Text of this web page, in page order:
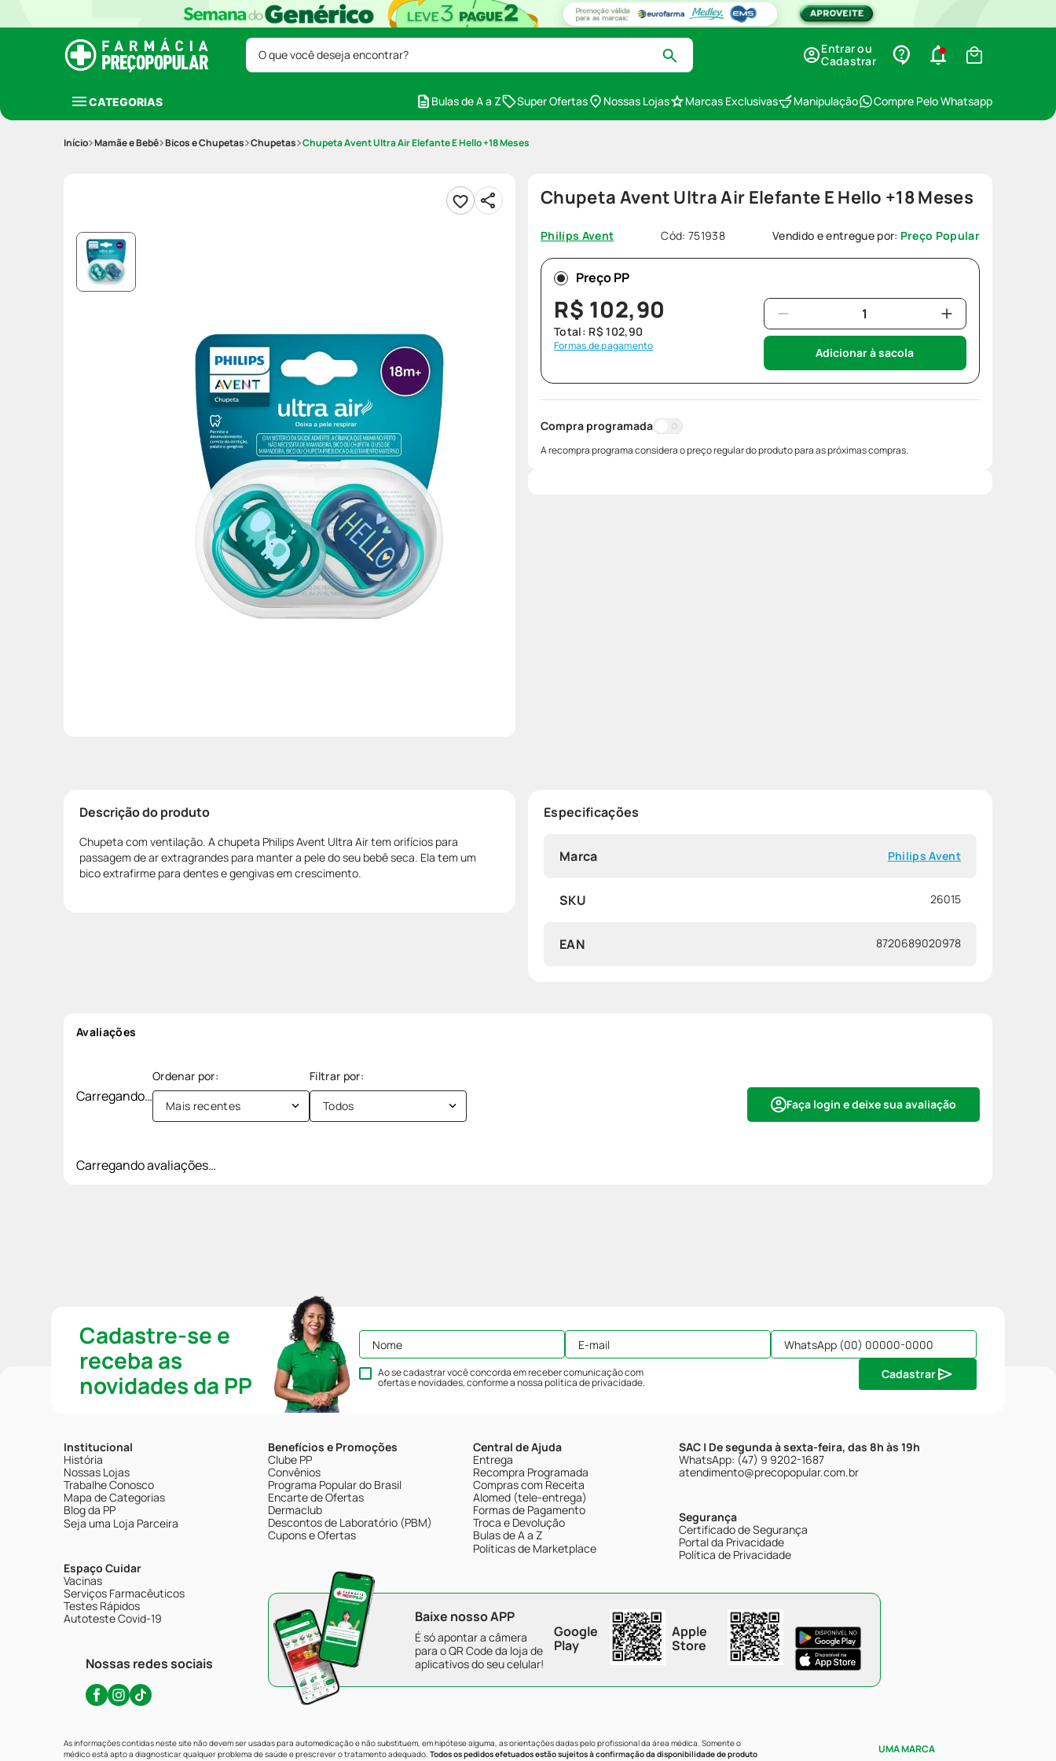
O que você deseja encontrar?
Entrar ou
Cadastrar
CATEGORIAS Bulas de A a Z Super Ofertas Nossas Lojas Marcas Exclusivas Manipulação Compre Pelo Whatsapp
Mamãe e Bebê Bicos e Chupetas Chupetas Chupeta Avent Ultra Air Elefante E Hello +18 Meses
Chupeta Avent Ultra Air Elefante E Hello +18 Meses
Philips Avent Cód: 751938 Vendido e entregue por: Preço Popular
Preço PP
R$ 102,90
Total: R$ 102,90
Formas de pagamento Adicionar à sacola
Compra programada
A recompra programa considera o preço regular do produto para as próximas compras.
Descrição do produto
Chupeta com ventilação. A chupeta Philips Avent Ultra Air tem orifícios para
passagem de ar extragrandes para manter a pele do seu bebê seca. Ela tem um
bico extrafirme para dentes e gengivas em crescimento.
Especificações
Marca Philips Avent
SKU 26015
EAN 8720689020978
Avaliações
Carregando… Faça login e deixe sua avaliação
Mais recentes Todos
Carregando avaliações…
Cadastre-se e
receba as
novidades da PP
Ao se cadastrar você concorda em receber comunicação com
ofertas e novidades, conforme a nossapolítica de privacidade.
Cadastrar
Institucional
História
Nossas Lojas
Trabalhe Conosco
Mapa de Categorias
Blog da PP
Seja uma Loja Parceira
Espaço Cuidar
Vacinas
Serviços Farmacêuticos
Testes Rápidos
Autoteste Covid-19
Nossas redes sociais
Benefícios e Promoções
Clube PP
Convênios
Programa Popular do Brasil
Encarte de Ofertas
Dermaclub
Descontos de Laboratório (PBM)
Cupons e Ofertas
Central de Ajuda
Entrega
Recompra Programada
Compras com Receita
Alomed (tele-entrega)
Formas de Pagamento
Troca e Devolução
Bulas de A a Z
Políticas de Marketplace
SAC | De segunda à sexta-feira, das 8h às 19h
WhatsApp: (47) 9 9202-1687
atendimento@precopopular.com.br
Segurança
Certificado de Segurança
Portal da Privacidade
Política de Privacidade
Baixe nosso APP
É só apontar a câmera
para o QR Code da loja de
aplicativos do seu celular!
Google
Play
Apple
Store
As informações contidas neste site não devem ser usadas para automedicação e não substituem, em hipótese alguma, as orientações dadas pelo profissional da área médica. Somente o
médico está apto a diagnosticar qualquer problema de saúde e prescrever o tratamento adequado. Todos os pedidos efetuados estão sujeitos à confirmação da disponibilidade de produto
UMA MARCA